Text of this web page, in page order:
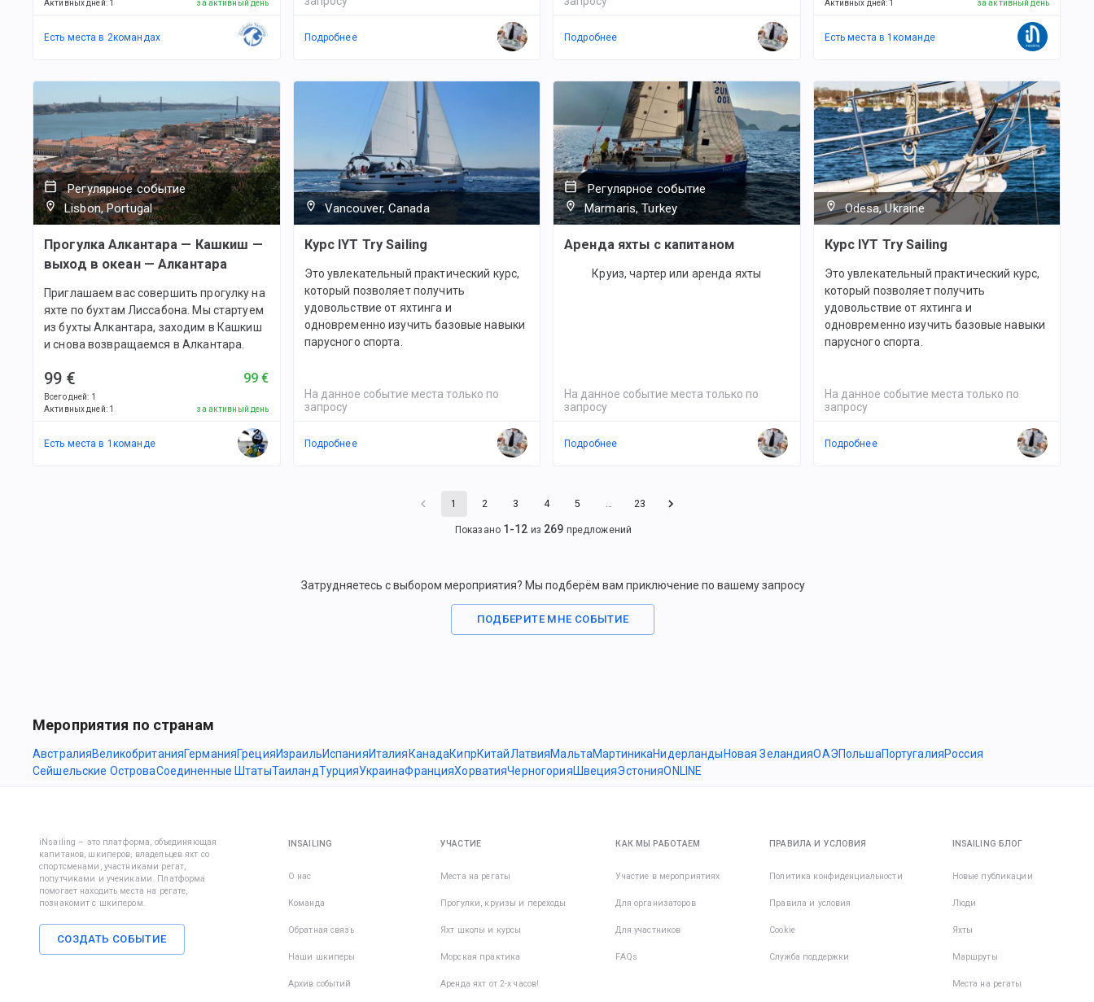
Активных дней: 1 за активный день
Есть места в 2командах Подробнее Подробнее
Активных дней: 1 за активный день
Есть места в 1командe
Регулярное событие
Lisbon, Portugal
Прогулка Алкантара — Кашкиш —
выход в океан — Алкантара
Приглашаем вас совершить прогулку на
яхте по бухтам Лиссабона. Мы стартуем
из бухты Алкантара, заходим в Кашкиш
и снова возвращаемся в Алкантара.
99 €
Всего дней: 1
Активных дней: 1
99 €
за активный день
Есть места в 1 командe
Vancouver, Canada
Курс IYT Try Sailing
Это увлекательный практический курс,
который позволяет получить
удовольствие от яхтинга и
одновременно изучить базовые навыки
парусного спорта.
На данное событие места только по
запросу
Подробнее
Регулярное событие
Marmaris, Turkey
Аренда яхты с капитаном
Круиз, чартер или аренда яхты
На данное событие места только по
запросу
Подробнее
Odesa, Ukraine
Курс IYT Try Sailing
Это увлекательный практический курс,
который позволяет получить
удовольствие от яхтинга и
одновременно изучить базовые навыки
парусного спорта.
На данное событие места только по
запросу
Подробнее
1 2 3 4 5 23
Показано 1 -12 из 269 предложений
Затрудняетесь с выбором мероприятия? Мы подберём вам приключение по вашему запросу
ПОДБЕРИТЕ МНЕ СОБЫТИЕ
Мероприятия по странам
АвстралияВеликобританияГерманияГрецияИзраильИспанияИталия КанадаКипрКитайЛатвияМальтаМартиникаНидерланды Новая ЗеландияОАЭПольшаПортугалияРоссия
Сейшельские ОстроваСоединенные ШтатыТаиландТурцияУкраинаФранцияХорватияЧерногорияШвецияЭстонияONLINE
iNsailing – это платформа, объединяющая
капитанов, шкиперов, владельцев яхт со
спортсменами, участниками регат,
попутчиками и учениками. Платформа
помогает находить места на регате,
познакомит с шкипером.
СОЗДАТЬ СОБЫТИЕ
INSAILING
О нас
Команда
Обратная связь
Наши шкиперы
Архив событий
УЧАСТИЕ
Места на регаты
Прогулки, круизы и переходы
Яхт школы и курсы
Морская практика
Аренда яхт от 2-х часов!
КАК МЫ РАБОТАЕМ
Участие в мероприятиях
Для организаторов
Для участников
FAQs
ПРАВИЛА И УСЛОВИЯ
Политика конфиденциальности
Правила и условия
Cookie
Служба поддержки
INSAILING БЛОГ
Новые публикации
Люди
Яхты
Маршруты
Места на регаты